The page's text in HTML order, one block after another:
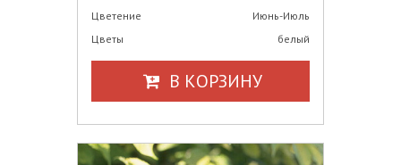
Цветение
Июнь-Июль
Цветы
белый
В КОРЗИНУ